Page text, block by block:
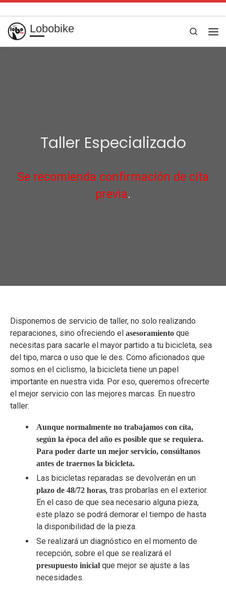
Lobobike Search
Taller Especializado
Se recomienda confirmación de cita
previa.
Disponemos de servicio de taller, no solo realizando
reparaciones, sino ofreciendo el asesoramiento que
necesitas para sacarle el mayor partido a tu bicicleta, sea
del tipo, marca o uso que le des. Como aficionados que
somos en el ciclismo, la bicicleta tiene un papel
importante en nuestra vida. Por eso, queremos ofrecerte
el mejor servicio con las mejores marcas. En nuestro
taller:
Aunque normalmente no trabajamos con cíta,
según la época del año es posible que se requiera.
Para poder darte un mejor servicio, consúltanos
antes de traernos la bicicleta.
Las bicicletas reparadas se devolverán en un
plazo de 48/72 horas, tras probarlas en el exterior.
En el caso de que sea necesario alguna pieza,
este plazo se podrá demorar el tiempo de hasta
la disponibilidad de la pieza.
Se realizará un diagnóstico en el momento de
recepción, sobre el que se realizará el
presupuesto inicial que mejor se ajuste a las
necesidades.